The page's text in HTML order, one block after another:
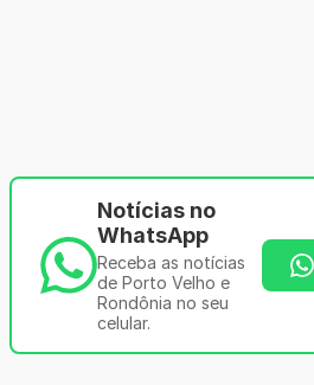
Notícias no
WhatsApp
Receba as notícias
de Porto Velho e
Rondônia no seu
celular.